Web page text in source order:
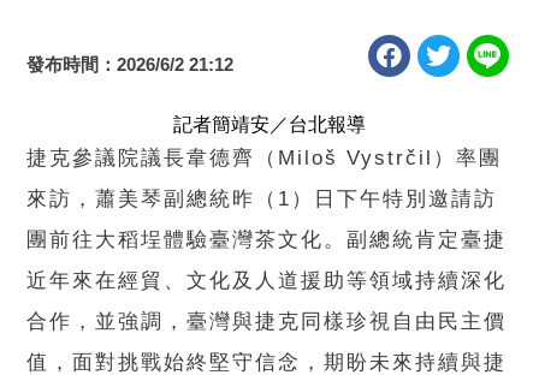
發布時間：2026/6/2 21:12
記者簡靖安／台北報導
捷克參議院議長韋德齊（Miloš Vystrčil）率團
來訪，蕭美琴副總統昨（1）日下午特別邀請訪
團前往大稻埕體驗臺灣茶文化。副總統肯定臺捷
近年來在經貿、文化及人道援助等領域持續深化
合作，並強調，臺灣與捷克同樣珍視自由民主價
值，面對挑戰始終堅守信念，期盼未來持續與捷